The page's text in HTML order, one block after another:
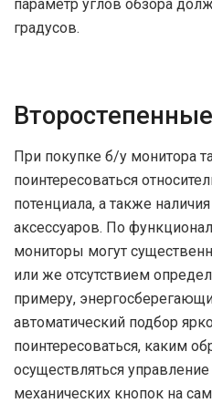
параметр углов обзора
градусов.
При покупке б/у монитора
поинтересоваться
потенциала, а также
аксессуаров. По
мониторы могут
или же отсутствием
примеру,
автоматический подбор
поинтересоваться, каким
осуществляться
механических кнопок на